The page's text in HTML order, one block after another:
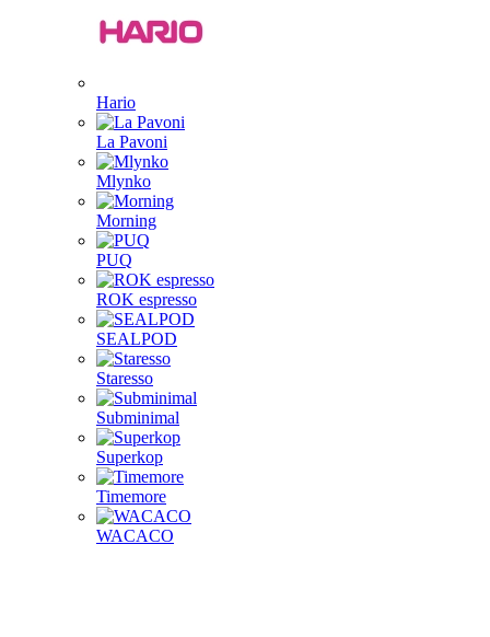
Hario
La Pavoni
Mlynko
Morning
PUQ
ROK espresso
SEALPOD
Staresso
Subminimal
Superkop
Timemore
WACACO